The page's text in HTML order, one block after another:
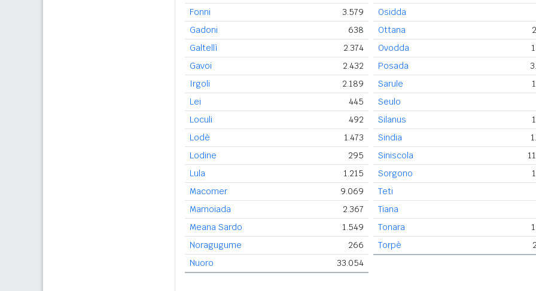
Fonni
3.579
Gadoni
638
Galtellì
2.374
Gavoi
2.432
Irgoli
2.189
Lei
445
Loculi
492
Lodè
1.473
Lodine
295
Lula
1.215
Macomer
9.069
Mamoiada
2.367
Meana Sardo
1.549
Noragugume
266
Nuoro
33.054
Osidda
Ottana
Ovodda
Posada
Sarule
Seulo
Silanus
Sindia
Siniscola
Sorgono
Teti
Tiana
Tonara
Torpè